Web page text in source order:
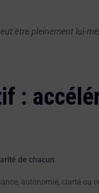
être pleinement lui-
:
de chacun.
autonomie, clarté ou